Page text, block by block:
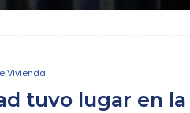
|Vivienda
tuvo lugar en